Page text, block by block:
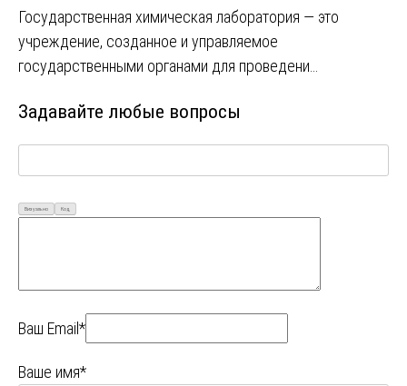
Государственная химическая лаборатория — это
учреждение, созданное и управляемое
государственными органами для проведени…
Задавайте любые вопросы
Визуально Код
Ваш Email*
Ваше имя*